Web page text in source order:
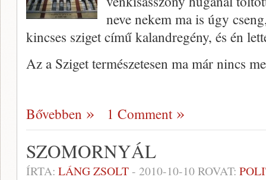
neve nekem ma is úgy
kincses sziget című kalandregény, és én
Az a Sziget természetesen ma már nincs
Bővebben 1 Comment
SZOMORNYÁL
ÍRTA: LÁNG ZSOLT- 2010-10-10ROVAT: